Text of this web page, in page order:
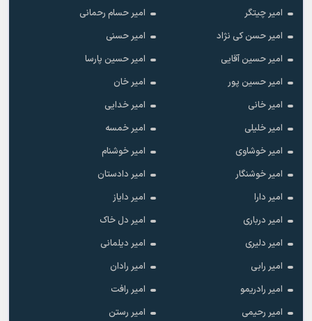
امیر چیتگر
امیر حسام رحمانی
امیر حسن کی نژاد
امیر حسنی
امیر حسین آقایی
امیر حسین پارسا
امیر حسین پور
امیر خان
امیر خانی
امیر خدایی
امیر خلیلی
امیر خمسه
امیر خوشاوی
امیر خوشنام
امیر خوشنگار
امیر دادستان
امیر دارا
امیر دایاز
امیر درباری
امیر دل خاک
امیر دلیری
امیر دیلمانی
امیر رابی
امیر رادان
امیر رادریمو
امیر رافت
امیر رحیمی
امیر رستن